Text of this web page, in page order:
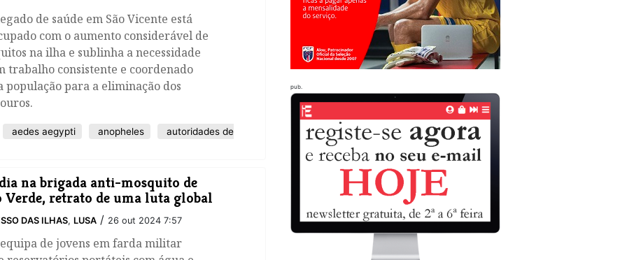
de saúde em São Vicente está
com o aumento considerável de
na ilha e sublinha a necessidade
trabalho consistente e coordenado
população para a eliminação dos
aedes aegypti anopheles
autoridades de
na brigada anti-mosquito de
Verde, retrato de uma luta global
DAS ILHAS, LUSA / 26 out 2024 7:57
de jovens em farda militar
pub.